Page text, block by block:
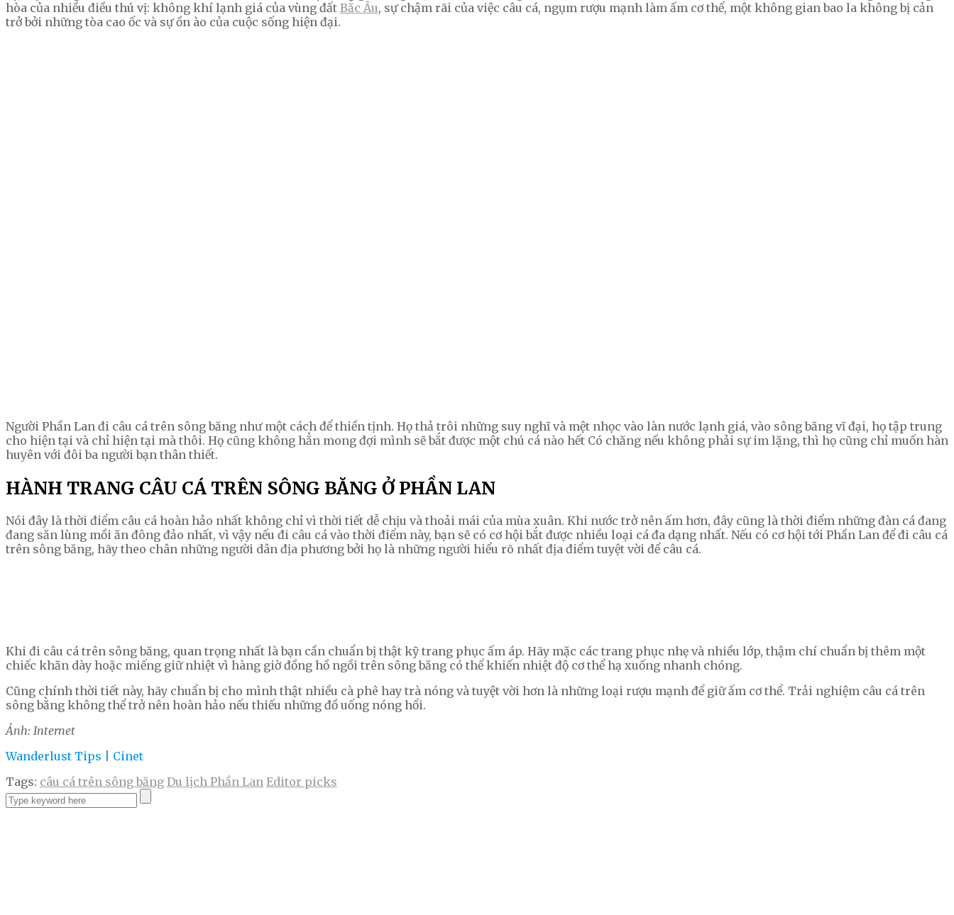
hòa của nhiều điều thú vị: không khí lạnh giá của vùng đất Bắc Âu, sự chậm rãi của việc câu cá, ngụm rượu mạnh làm ấm cơ thể, một không gian bao la không bị cản
trở bởi những tòa cao ốc và sự ồn ào của cuộc sống hiện đại.
Người Phần Lan đi câu cá trên sông băng như một cách để thiền tịnh. Họ thả trôi những suy nghĩ và mệt nhọc vào làn nước lạnh giá, vào sông băng vĩ đại, họ tập trung
cho hiện tại và chỉ hiện tại mà thôi. Họ cũng không hẳn mong đợi mình sẽ bắt được một chú cá nào hết Có chăng nếu không phải sự im lặng, thì họ cũng chỉ muốn hàn
huyên với đôi ba người bạn thân thiết.
HÀNH TRANG CÂU CÁ TRÊN SÔNG BĂNG Ở PHẦN LAN
Nói đây là thời điểm câu cá hoàn hảo nhất không chỉ vì thời tiết dễ chịu và thoải mái của mùa xuân. Khi nước trở nên ấm hơn, đây cũng là thời điểm những đàn cá đang
đang săn lùng mồi ăn đông đảo nhất, vì vậy nếu đi câu cá vào thời điểm này, bạn sẽ có cơ hội bắt được nhiều loại cá đa dạng nhất. Nếu có cơ hội tới Phần Lan để đi câu cá
trên sông băng, hãy theo chân những người dân địa phương bởi họ là những người hiểu rõ nhất địa điểm tuyệt vời để câu cá.
Khi đi câu cá trên sông băng, quan trọng nhất là bạn cần chuẩn bị thật kỹ trang phục ấm áp. Hãy mặc các trang phục nhẹ và nhiều lớp, thậm chí chuẩn bị thêm một
chiếc khăn dày hoặc miếng giữ nhiệt vì hàng giờ đồng hồ ngồi trên sông băng có thể khiến nhiệt độ cơ thể hạ xuống nhanh chóng.
Cũng chính thời tiết này, hãy chuẩn bị cho mình thật nhiều cà phê hay trà nóng và tuyệt vời hơn là những loại rượu mạnh để giữ ấm cơ thể. Trải nghiệm câu cá trên
sông bằng không thể trở nên hoàn hảo nếu thiếu những đồ uống nóng hổi.
Ảnh: Internet
Wanderlust Tips | Cinet
Tags: câu cá trên sông băng Du lịch Phần Lan Editor picks